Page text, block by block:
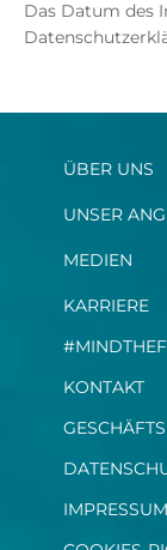
Das Datum des
ÜBER UNS
UNSER
MEDIEN
KARRIERE
KONTAKT
IMPRESSUM